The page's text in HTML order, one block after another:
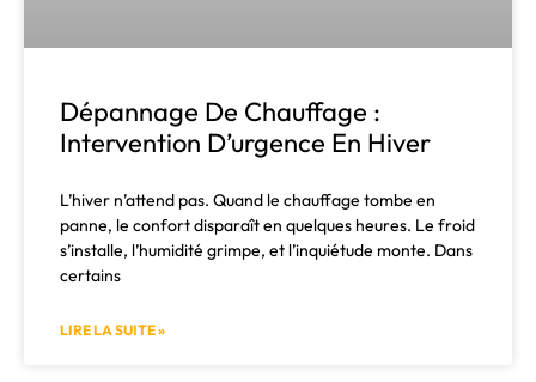
Dépannage De Chauffage :
Intervention D’urgence En Hiver
L’hiver n’attend pas. Quand le chauffage tombe en
panne, le confort disparaît en quelques heures. Le froid
s’installe, l’humidité grimpe, et l’inquiétude monte. Dans
certains
LIRE LA SUITE »